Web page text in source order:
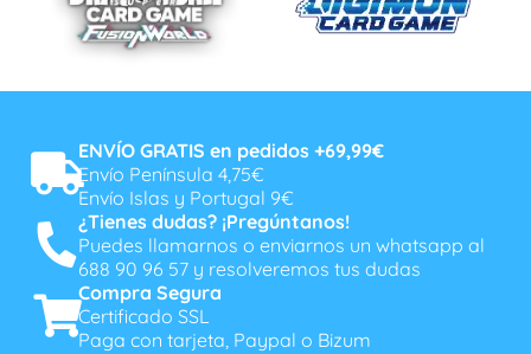
ENVÍO GRATIS en pedidos +69,99€
Envío Península 4,75€
Envío Islas y Portugal 9€
¿Tienes dudas? ¡Pregúntanos!
Puedes llamarnos o enviarnos un whatsapp al
688 90 96 57 y resolveremos tus dudas
Compra Segura
Certificado SSL
Paga con tarjeta, Paypal o Bizum